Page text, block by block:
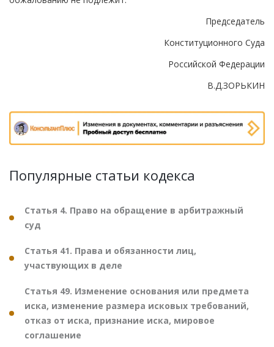
Председатель
Конституционного Суда
Российской Федерации
В.Д.ЗОРЬКИН
Популярные статьи кодекса
Статья 4. Право на обращение в арбитражный
суд
Статья 41. Права и обязанности лиц,
участвующих в деле
Статья 49. Изменение основания или предмета
иска, изменение размера исковых требований,
отказ от иска, признание иска, мировое
соглашение